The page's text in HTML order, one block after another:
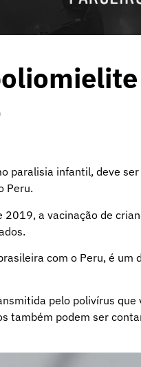
paralisia infantil, deve
Peru.
a vacinação de
com o Peru, é
pelo polivírus
também podem ser